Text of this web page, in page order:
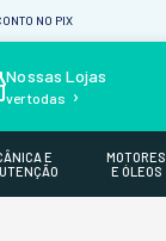
NO PIX
Nossas Lojas
ver todas
E
MOTORES
E ÓLEOS